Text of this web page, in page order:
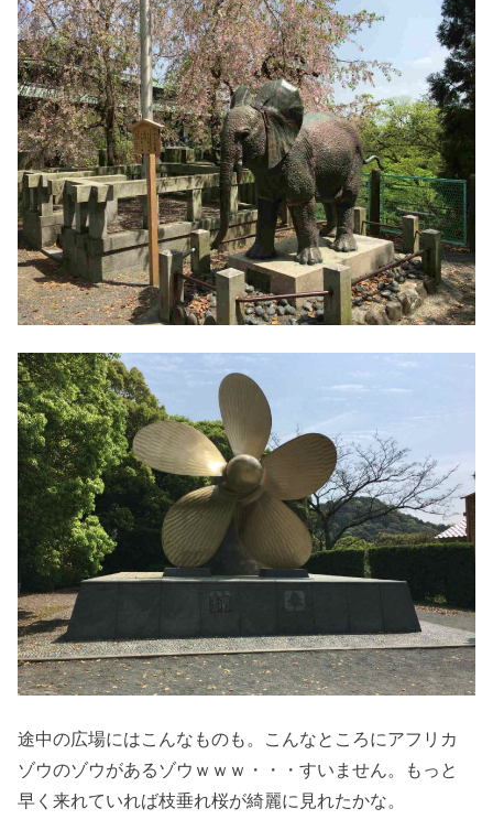
途中の広場にはこんなものも。こんなところにアフリカ
ゾウのゾウがあるゾウｗｗｗ・・・すいません。もっと
早く来れていれば枝垂れ桜が綺麗に見れたかな。